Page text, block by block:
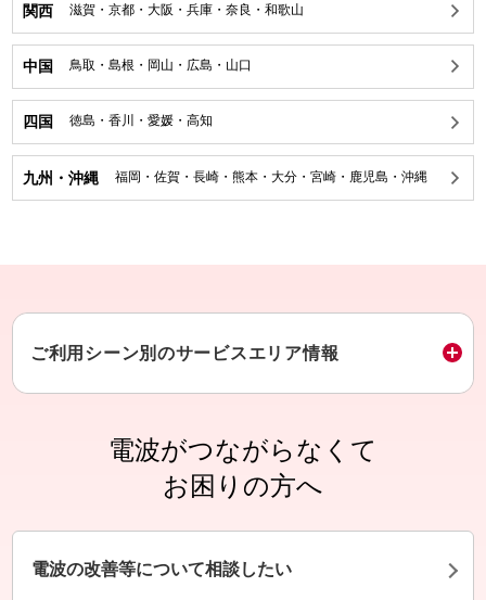
関西 滋賀 ・ 京都 ・ 大阪 ・ 兵庫 ・ 奈良 ・ 和歌山
中国 鳥取 ・ 島根 ・ 岡山 ・ 広島 ・ 山口
四国 徳島 ・ 香川 ・ 愛媛 ・ 高知
九州・沖縄 福岡 ・ 佐賀 ・ 長崎 ・ 熊本 ・ 大分 ・ 宮崎 ・ 鹿児島 ・ 沖縄
ご利用シーン別のサービスエリア情報
電波がつながらなくて
お困りの方へ
電波の改善等について相談したい